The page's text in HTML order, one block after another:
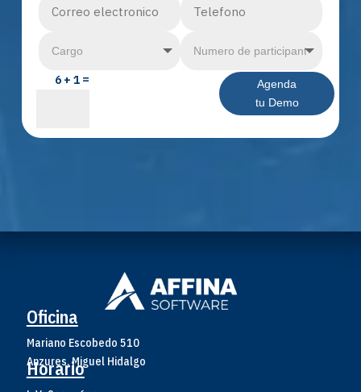
6 + 1
Agenda
tu Demo
Oficina
Mariano Escobedo 510
Anzures, Miguel Hidalgo
Horario